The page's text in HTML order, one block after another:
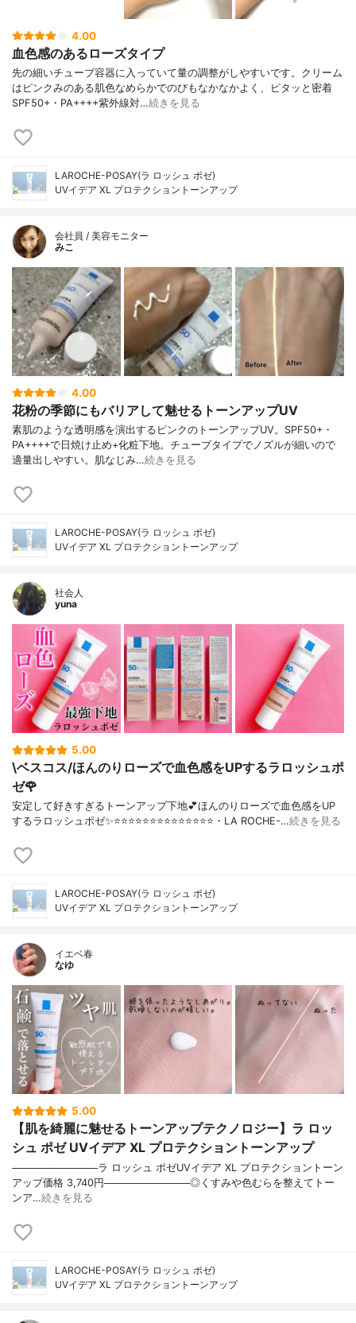
4.00
血色感のあるローズタイプ
先の細いチューブ容器に入っていて量の調整がしやすいです。クリーム
はピンクみのある肌色なめらかでのびもなかなかよく、ピタッと密着
SPF50+・PA++++紫外線対…続きを見る
LAROCHE-POSAY(ラ ロッシュ ポゼ)
UVイデア XL プロテクショントーンアップ
会社員 / 美容モニター
みこ
4.00
花粉の季節にもバリアして魅せるトーンアップUV
素肌のような透明感を演出するピンクのトーンアップUV。SPF50+・
PA++++で日焼け止め+化粧下地。チューブタイプでノズルが細いので
適量出しやすい。肌なじみ…続きを見る
LAROCHE-POSAY(ラ ロッシュ ポゼ)
UVイデア XL プロテクショントーンアップ
社会人
yuna
5.00
\ベスコス/ほんのりローズで血色感をUPするラロッシュポ
ゼ🌹
安定して好きすぎるトーンアップ下地💕ほんのりローズで血色感をUP
するラロッシュポゼ✨⭐️⭐️⭐️⭐️⭐️⭐️⭐️⭐️⭐️⭐️⭐️⭐️⭐️⭐️・LA ROCHE-…続きを見る
LAROCHE-POSAY(ラ ロッシュ ポゼ)
UVイデア XL プロテクショントーンアップ
イエベ春
なゆ
5.00
【肌を綺麗に魅せるトーンアップテクノロジー】ラ ロッ
シュ ポゼ UVイデア XL プロテクショントーンアップ
────────────ラ ロッシュ ポゼUVイデア XL プロテクショントーン
アップ価格 3,740円────────────◎くすみや色むらを整えてトー
ンア…続きを見る
LAROCHE-POSAY(ラ ロッシュ ポゼ)
UVイデア XL プロテクショントーンアップ